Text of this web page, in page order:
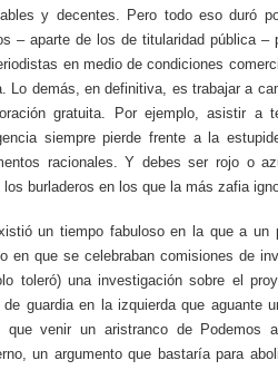
y decentes. Pero todo eso duró
– aparte de los de titularidad pública –
en medio de condiciones
Lo demás, en definitiva, es trabajar a
gratuita. Por ejemplo, asistir
siempre pierde frente a la
racionales. Y debes ser rojo o
los burladeros en los que la más zafia
un tiempo fabuloso en la que a un
en que se celebraban comisiones de
toleró) una investigación sobre el
de guardia en la izquierda que aguante
que venir un aristranco de Podemos
un argumento que bastaría para